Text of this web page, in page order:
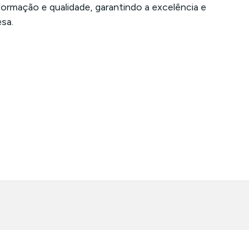
e qualidade, garantindo a excelência e